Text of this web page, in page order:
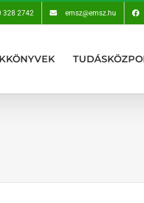
328 2742 emsz@emsz.hu